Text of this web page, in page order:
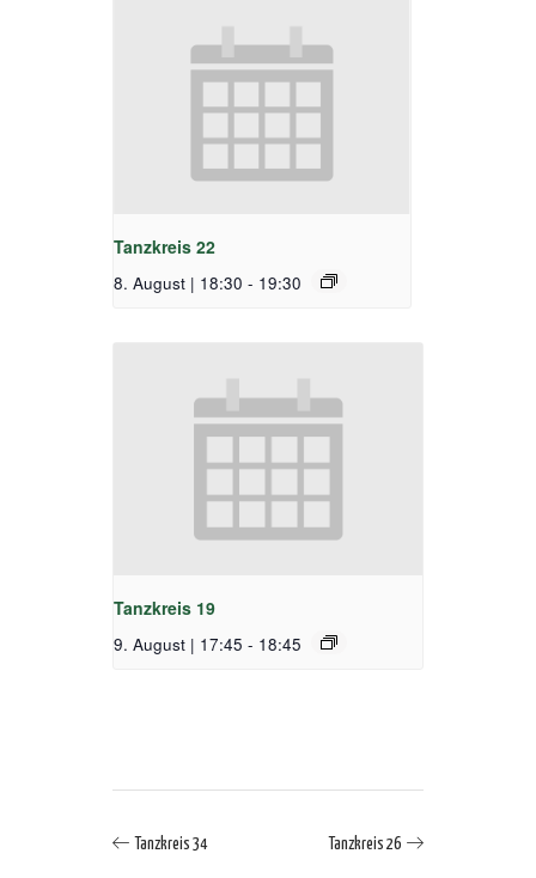
Tanzkreis 22
8. August | 18:30 - 19:30
Tanzkreis 19
9. August | 17:45 - 18:45
Tanzkreis 34 Tanzkreis 26